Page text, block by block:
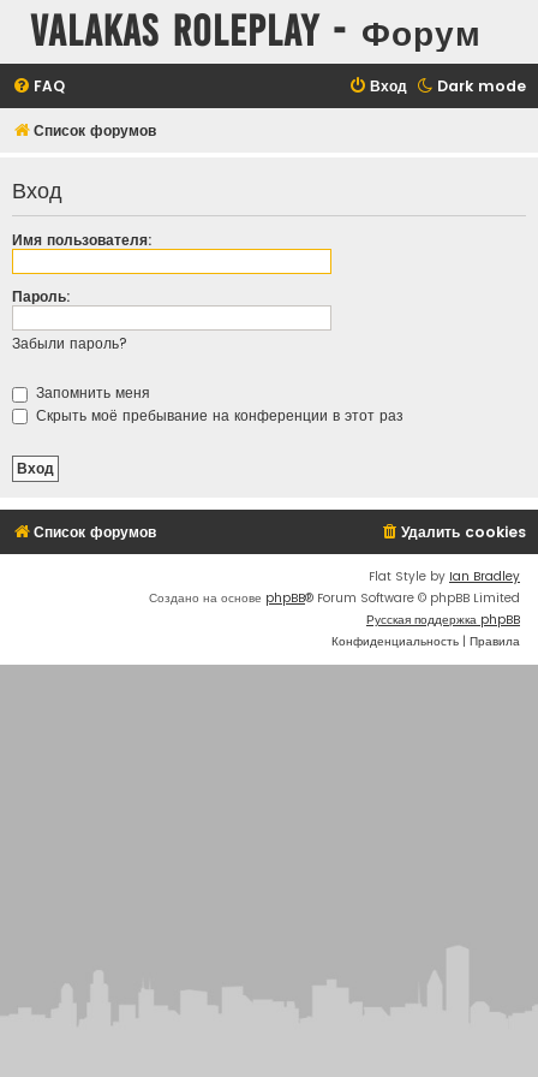
Valakas Roleplay - Форум
Dark mode
FAQ Вход
Список форумов
Вход
Имя пользователя:
Пароль:
Забыли пароль?
Запомнить меня
Скрыть моё пребывание на конференции в этот раз
Список форумов Удалить cookies
Flat Style by Ian Bradley
Создано на основе phpBB® Forum Software © phpBB Limited
Русская поддержка phpBB
Конфиденциальность | Правила